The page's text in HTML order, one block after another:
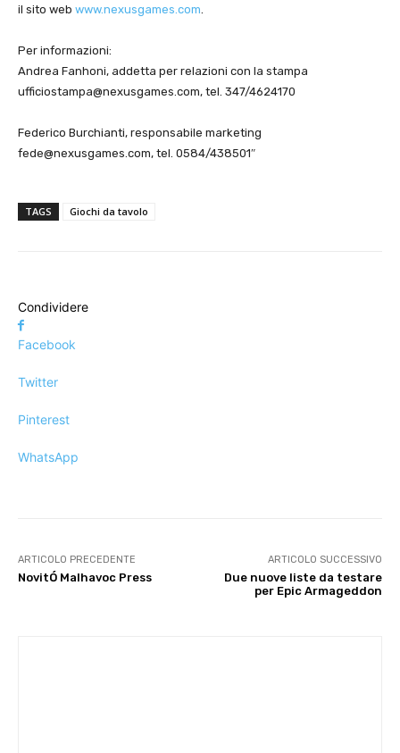
il sito web www.nexusgames.com.
Per informazioni:
Andrea Fanhoni, addetta per relazioni con la stampa
ufficiostampa@nexusgames.com, tel. 347/4624170
Federico Burchianti, responsabile marketing
fede@nexusgames.com, tel. 0584/438501″
TAGS Giochi da tavolo
Condividere
Facebook
Twitter
Pinterest
WhatsApp
ARTICOLO PRECEDENTE
NovitÓ Malhavoc Press
ARTICOLO SUCCESSIVO
Due nuove liste da testare
per Epic Armageddon